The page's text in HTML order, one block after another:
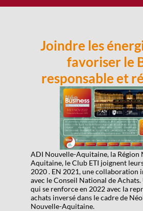
Joindre les
favoriser le
responsable et
ADI Nouvelle-Aquitaine, la Région
Aquitaine, le Club ETI joignent
2020 . EN 2021, une collaboration
avec le Conseil National de
qui se renforce en 2022 avec la
achats inversé dans le cadre de
Nouvelle-Aquitaine.